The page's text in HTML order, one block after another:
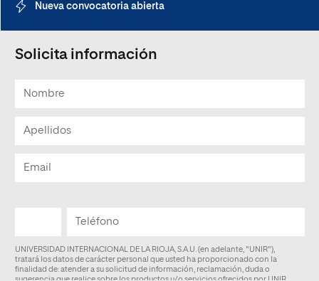
ARCHIVO
INFORME DE SEGUIMIENTO 2022-2023
ARCHIVO
Nueva convocatoria abierta
Solicita información